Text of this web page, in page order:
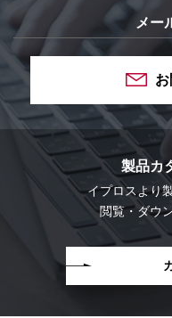
メー
製品カ
イプロスより
閲覧・ダウ